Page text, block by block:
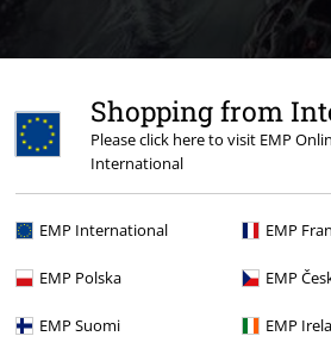
Shopping from
Please click here to visit EMP
International
EMP International EMP
EMP Polska EMP
EMP Suomi EMP